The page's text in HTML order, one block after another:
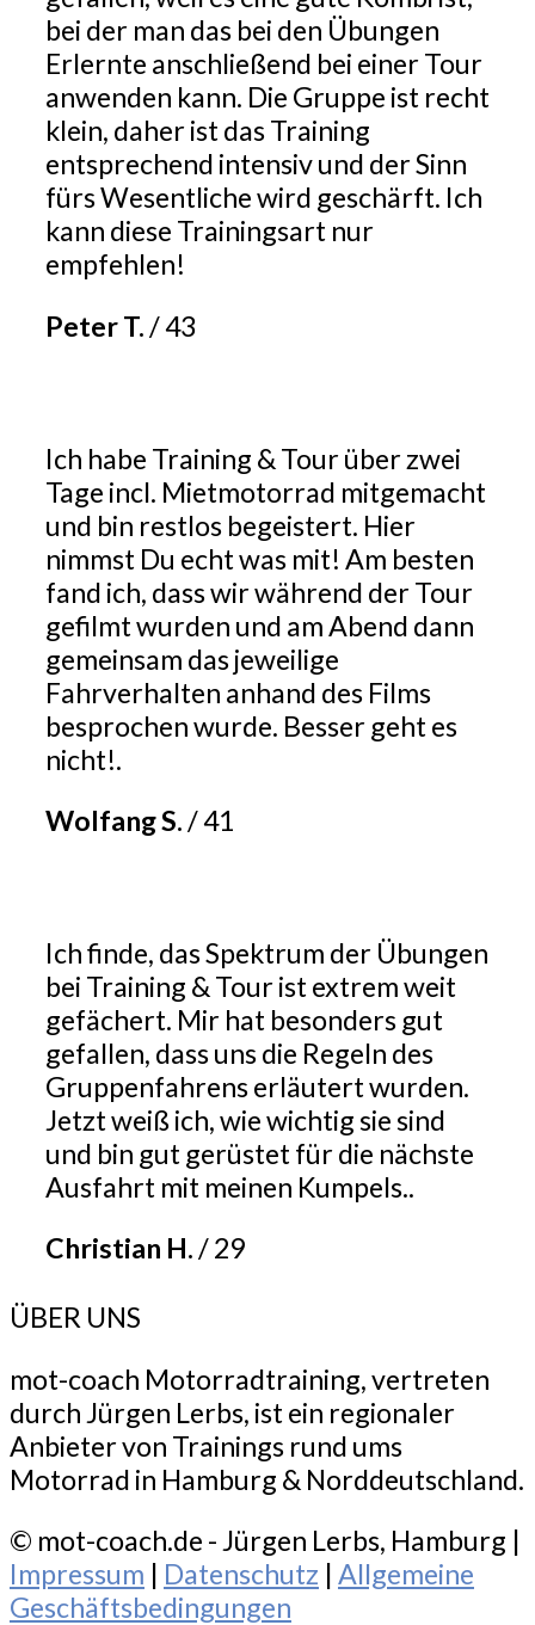
bei der man das bei den Übungen
Erlernte anschließend bei einer Tour
anwenden kann. Die Gruppe ist recht
klein, daher ist das Training
entsprechend intensiv und der Sinn
fürs Wesentliche wird geschärft. Ich
kann diese Trainingsart nur
empfehlen!
Peter T./43
Ich habe Training & Tour über zwei
Tage incl. Mietmotorrad mitgemacht
und bin restlos begeistert. Hier
nimmst Du echt was mit! Am besten
fand ich, dass wir während der Tour
gefilmt wurden und am Abend dann
gemeinsam das jeweilige
Fahrverhalten anhand des Films
besprochen wurde. Besser geht es
nicht!.
Wolfang S./41
Ich finde, das Spektrum der Übungen
bei Training & Tour ist extrem weit
gefächert. Mir hat besonders gut
gefallen, dass uns die Regeln des
Gruppenfahrens erläutert wurden.
Jetzt weiß ich, wie wichtig sie sind
und bin gut gerüstet für die nächste
Ausfahrt mit meinen Kumpels..
Christian H./29
ÜBER UNS
mot-coach Motorradtraining, vertreten
durch Jürgen Lerbs, ist ein regionaler
Anbieter von Trainings rund ums
Motorrad in Hamburg & Norddeutschland.
© mot-coach.de - Jürgen Lerbs, Hamburg |
Impressum | Datenschutz | Allgemeine
Geschäftsbedingungen